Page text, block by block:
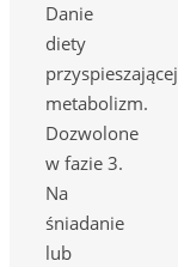
Danie
diety
przyspieszającej
metabolizm.
Dozwolone
w fazie 3.
Na
śniadanie
lub